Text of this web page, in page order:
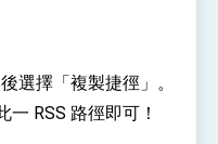
事務》撰文指出：自由
方能守護繁榮
灣光華雜誌》50週年慶
光華」開幕式，期許數
夥伴對話」記者會 說
選擇「複製捷徑」。
一 RSS 路徑即可！